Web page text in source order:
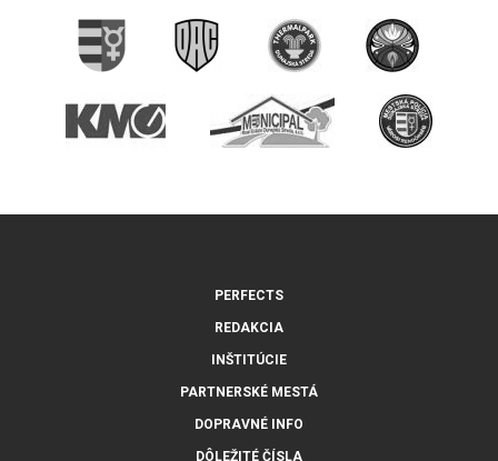
PERFECTS
REDAKCIA
INŠTITÚCIE
PARTNERSKÉ MESTÁ
DOPRAVNÉ INFO
DÔLEŽITÉ ČÍSLA